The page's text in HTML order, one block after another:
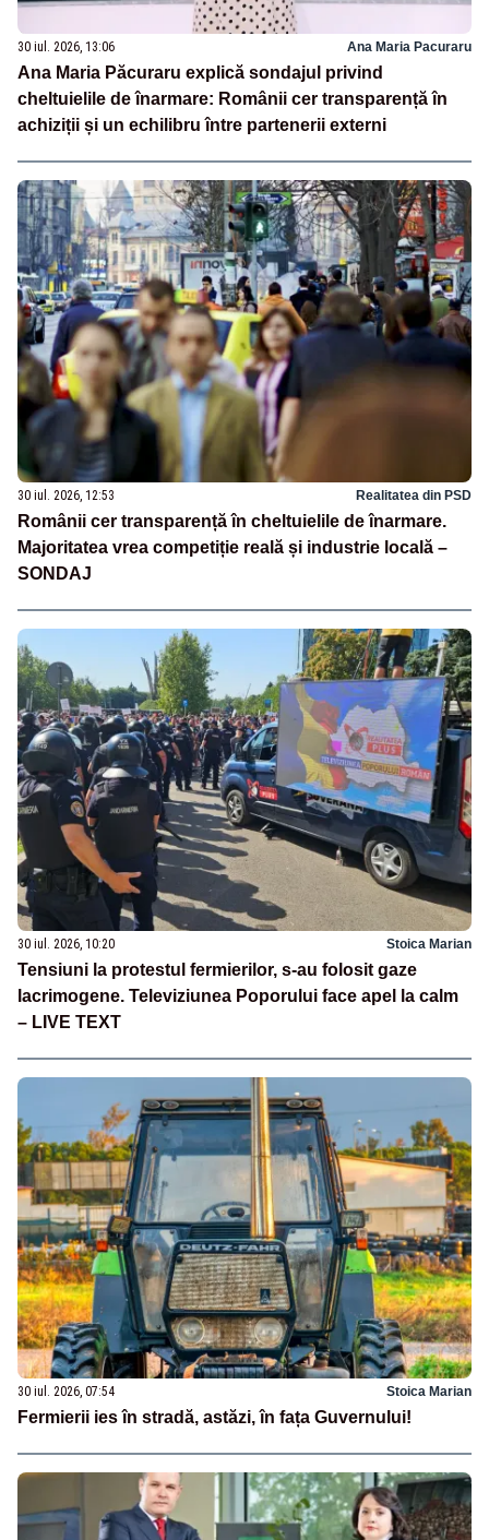
30 iul. 2026, 13:06 Ana Maria Pacuraru
Ana Maria Păcuraru explică sondajul privind
cheltuielile de înarmare: Românii cer transparență în
achiziții și un echilibru între partenerii externi
30 iul. 2026, 12:53 Realitatea din PSD
Românii cer transparență în cheltuielile de înarmare.
Majoritatea vrea competiție reală și industrie locală –
SONDAJ
30 iul. 2026, 10:20 Stoica Marian
Tensiuni la protestul fermierilor, s-au folosit gaze
lacrimogene. Televiziunea Poporului face apel la calm
– LIVE TEXT
30 iul. 2026, 07:54 Stoica Marian
Fermierii ies în stradă, astăzi, în fața Guvernului!